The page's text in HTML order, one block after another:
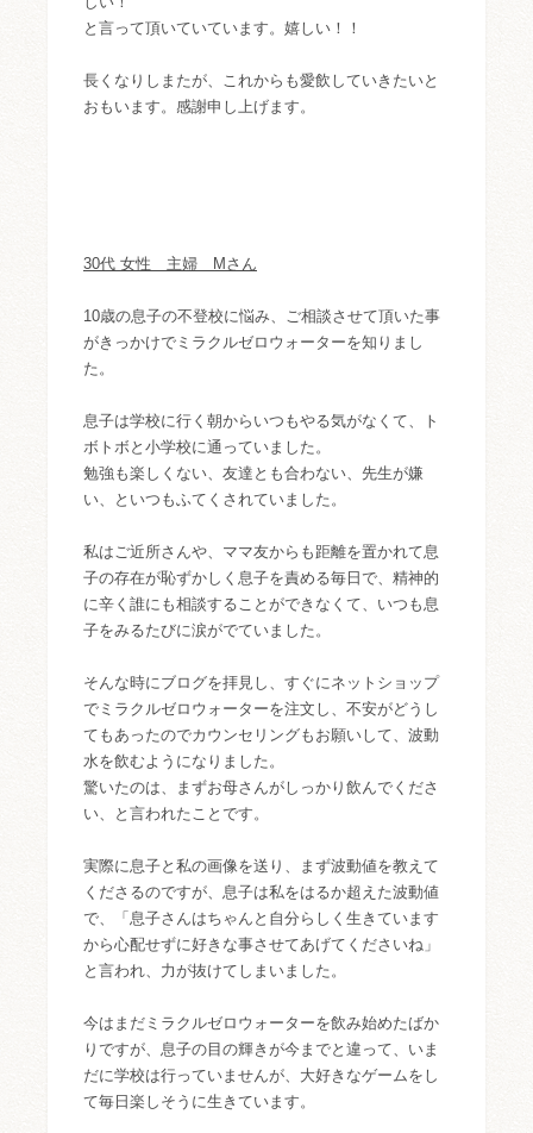
と言って頂いていています。嬉しい！！
長くなりしまたが、これからも愛飲していきたいと
おもいます。感謝申し上げます。
30代 女性 主婦 Mさん
10歳の息子の不登校に悩み、ご相談させて頂いた事
がきっかけでミラクルゼロウォーターを知りまし
た。
息子は学校に行く朝からいつもやる気がなくて、ト
ボトボと小学校に通っていました。
勉強も楽しくない、友達とも合わない、先生が嫌
い、といつもふてくされていました。
私はご近所さんや、ママ友からも距離を置かれて息
子の存在が恥ずかしく息子を責める毎日で、精神的
に辛く誰にも相談することができなくて、いつも息
子をみるたびに涙がでていました。
そんな時にブログを拝見し、すぐにネットショップ
でミラクルゼロウォーターを注文し、不安がどうし
てもあったのでカウンセリングもお願いして、波動
水を飲むようになりました。
驚いたのは、まずお母さんがしっかり飲んでくださ
い、と言われたことです。
実際に息子と私の画像を送り、まず波動値を教えて
くださるのですが、息子は私をはるか超えた波動値
で、「息子さんはちゃんと自分らしく生きています
から心配せずに好きな事させてあげてくださいね」
と言われ、力が抜けてしまいました。
今はまだミラクルゼロウォーターを飲み始めたばか
りですが、息子の目の輝きが今までと違って、いま
だに学校は行っていませんが、大好きなゲームをし
て毎日楽しそうに生きています。